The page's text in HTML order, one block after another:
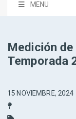
MENU
Medición
Temporada
15 NOVIEMBRE, 2024